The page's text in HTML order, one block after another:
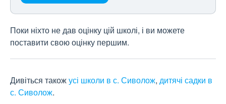
Поки ніхто не дав оцінку цій школі, і ви можете
поставити свою оцінку першим.
Дивіться такожусі школи в с. Сиволож, дитячі садки в
с. Сиволож.